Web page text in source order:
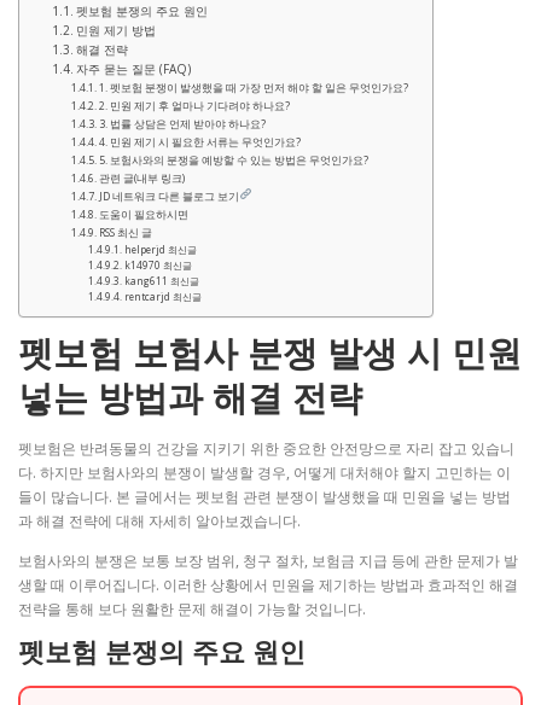
펫보험 분쟁의 주요 원인
민원 제기 방법
해결 전략
자주 묻는 질문 (FAQ)
1. 펫보험 분쟁이 발생했을 때 가장 먼저 해야 할 일은 무엇인가요?
2. 민원 제기 후 얼마나 기다려야 하나요?
3. 법률 상담은 언제 받아야 하나요?
4. 민원 제기 시 필요한 서류는 무엇인가요?
5. 보험사와의 분쟁을 예방할 수 있는 방법은 무엇인가요?
관련 글(내부 링크)
JD 네트워크 다른 블로그 보기
도움이 필요하시면
RSS 최신 글
helperjd 최신글
k14970 최신글
kang611 최신글
rentcarjd 최신글
펫보험 보험사 분쟁 발생 시 민원
넣는 방법과 해결 전략
펫보험은 반려동물의 건강을 지키기 위한 중요한 안전망으로 자리 잡고 있습니
다. 하지만 보험사와의 분쟁이 발생할 경우, 어떻게 대처해야 할지 고민하는 이
들이 많습니다. 본 글에서는 펫보험 관련 분쟁이 발생했을 때 민원을 넣는 방법
과 해결 전략에 대해 자세히 알아보겠습니다.
보험사와의 분쟁은 보통 보장 범위, 청구 절차, 보험금 지급 등에 관한 문제가 발
생할 때 이루어집니다. 이러한 상황에서 민원을 제기하는 방법과 효과적인 해결
전략을 통해 보다 원활한 문제 해결이 가능할 것입니다.
펫보험 분쟁의 주요 원인